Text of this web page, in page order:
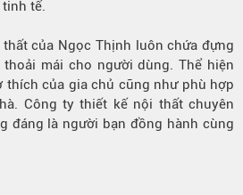
tế.
của Ngọc Thịnh luôn chứa đựng
mái cho người dùng. Thể hiện
thích của gia chủ cũng như phù hợp
Công ty thiết kế nội thất chuyên
đáng là người bạn đồng hành cùng